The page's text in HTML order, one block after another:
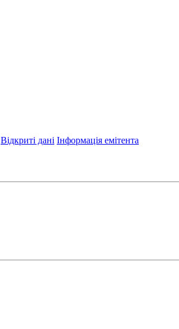
Відкриті дані Інформація емітента